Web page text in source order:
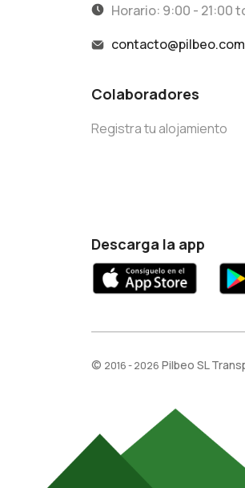
Horario: 9:00 - 21:00
contacto@pilbeo.com
Colaboradores
Registra tu alojamiento
Descarga la app
© 2016 - 2026 Pilbeo SL